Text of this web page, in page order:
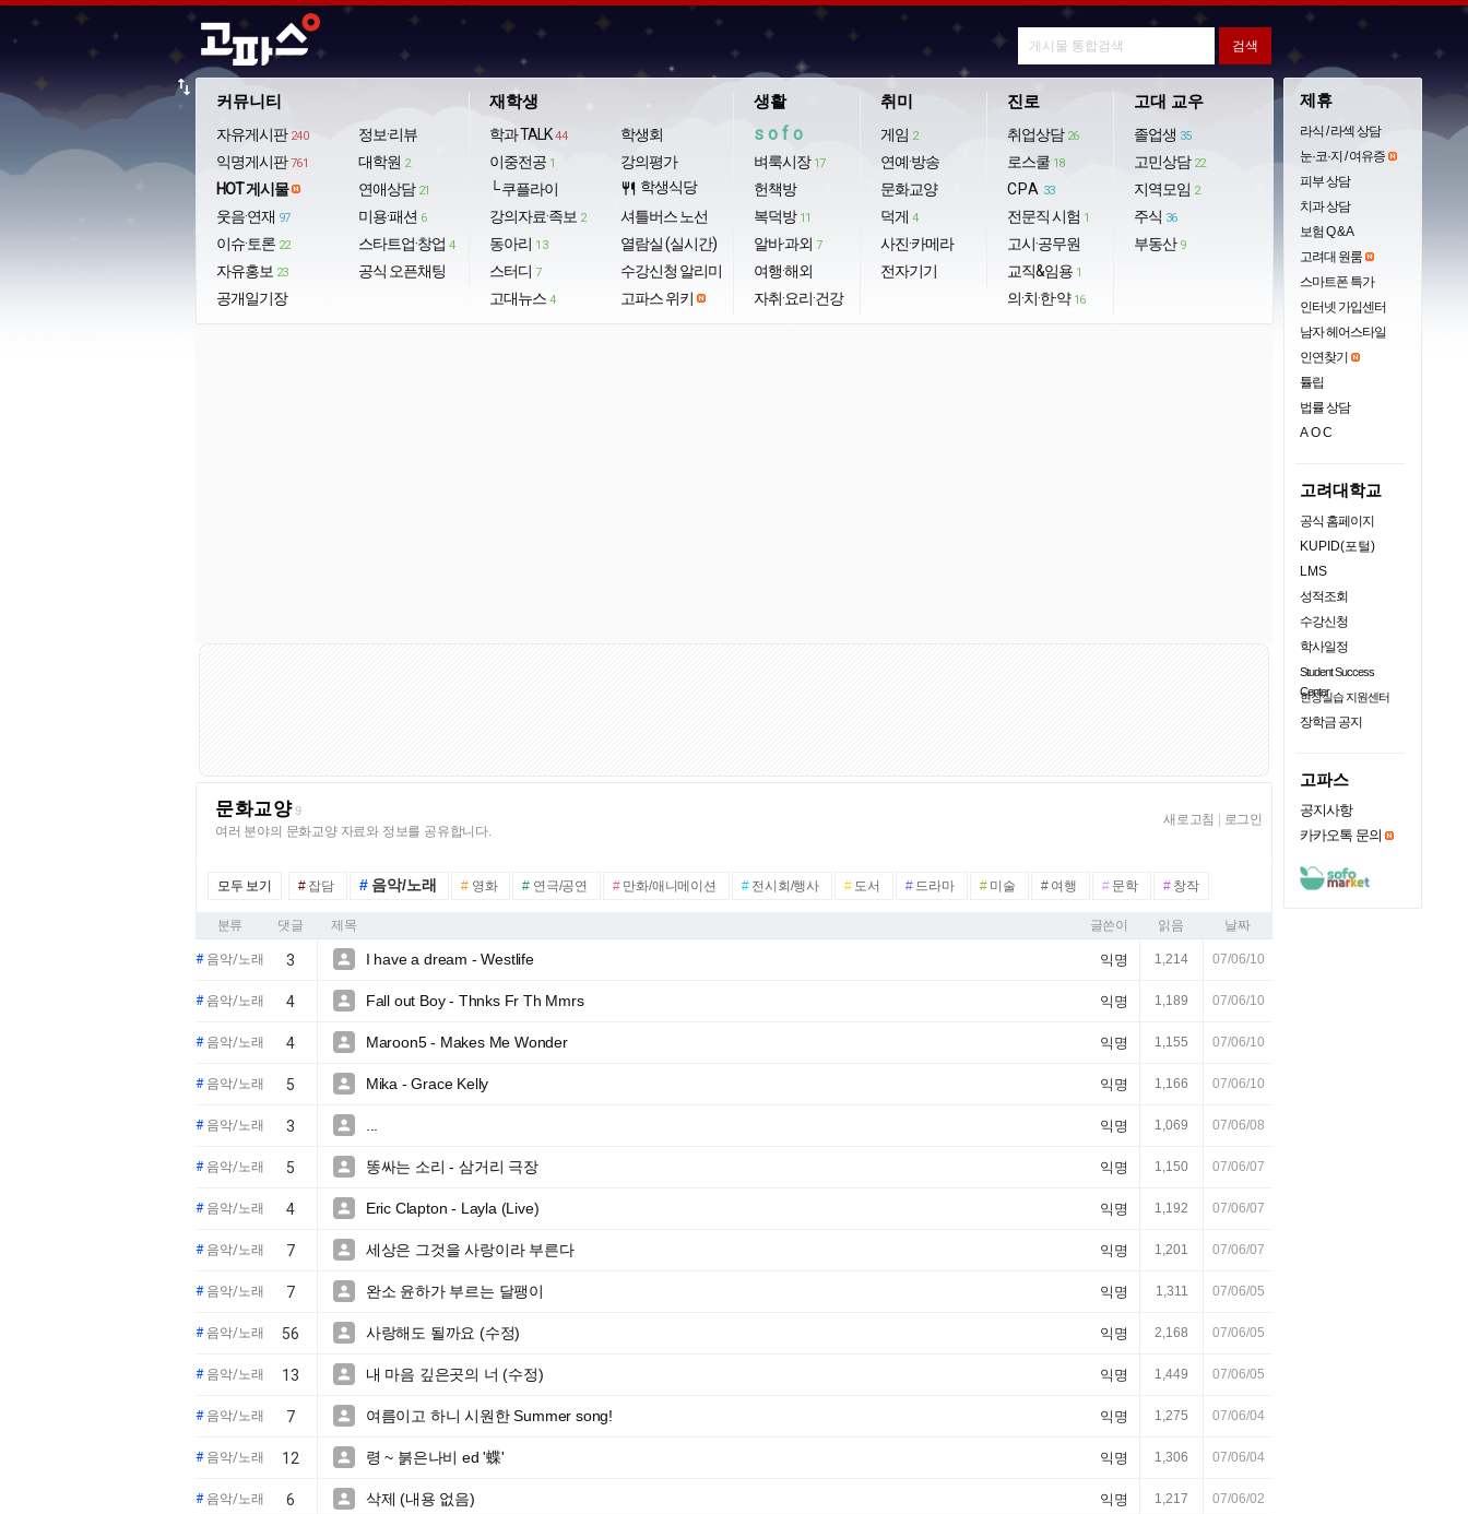
커뮤니티
자유게시판 240
익명게시판 761
HOT 게시물
웃음·연재 97
이슈·토론 22
자유홍보 23
공개일기장
정보·리뷰
대학원 2
연애상담 21
미용·패션 6
스타트업·창업 4
공식 오픈채팅
재학생
학과 TALK 44
이중전공 1
└ 쿠플라이
강의자료·족보 2
동아리 13
스터디 7
고대뉴스 4
학생회
강의평가
restaurant 학생식당
셔틀버스 노선
열람실 (실시간)
수강신청 알리미
고파스 위키
생활
sofo
벼룩시장 17
헌책방
복덕방 11
알바·과외 7
여행·해외
자취·요리·건강
취미
게임 2
연예·방송
문화교양
덕게 4
사진·카메라
전자기기
진로
취업상담 26
로스쿨 18
CPA 33
전문직 시험 1
고시·공무원
교직&임용 1
의·치·한·약 16
고대 교우
졸업생 35
고민상담 22
지역모임 2
주식 36
부동산 9
import_export
문화교양 9
여러 분야의 문화교양 자료와 정보를 공유합니다.
새로고침 로그인
모두 보기 #잡담 #음악/노래 # 영화 # 연극/공연 #만화/애니메이션 #전시회/행사 #도서 #드라마 #미술 #여행 #문학 #창작
분류 댓글 제목 글쓴이 읽음 날짜
#음악/노래 3  I have a dream - Westlife 익명 1,214 07/06/10
#음악/노래 4  Fall out Boy - Thnks Fr Th Mmrs 익명 1,189 07/06/10
#음악/노래 4  Maroon5 - Makes Me Wonder 익명 1,155 07/06/10
#음악/노래 5  Mika - Grace Kelly 익명 1,166 07/06/10
#음악/노래 3  익명 1,069 07/06/08
#음악/노래 5  똥싸는 소리 - 삼거리 극장 익명 1,150 07/06/07
#음악/노래 4  Eric Clapton - Layla (Live) 익명 1,192 07/06/07
#음악/노래 7  세상은 그것을 사랑이라 부른다 익명 1,201 07/06/07
#음악/노래 7  완소 윤하가 부르는 달팽이 익명 1,311 07/06/05
#음악/노래 56  사랑해도 될까요 (수정) 익명 2,168 07/06/05
#음악/노래 13  내 마음 깊은곳의 너 (수정) 익명 1,449 07/06/05
#음악/노래 7  여름이고 하니 시원한 Summer song! 익명 1,275 07/06/04
#음악/노래 12  령 ~ 붉은나비 ed '蝶' 익명 1,306 07/06/04
#음악/노래 6  삭제 (내용 없음) 익명 1,217 07/06/02
제휴
라식 / 라섹 상담
눈·코·지 / 여유증
피부 상담
치과 상담
보험 Q & A
고려대 원룸
스마트폰 특가
인터넷 가입센터
남자 헤어스타일
인연찾기
튤립
법률 상담
AOC
고려대학교
공식 홈페이지
KUPID(포털)
LMS
성적조회
수강신청
학사일정
Student Success
Center
현장실습 지원센터
장학금 공지
고파스
공지사항
카카오톡 문의